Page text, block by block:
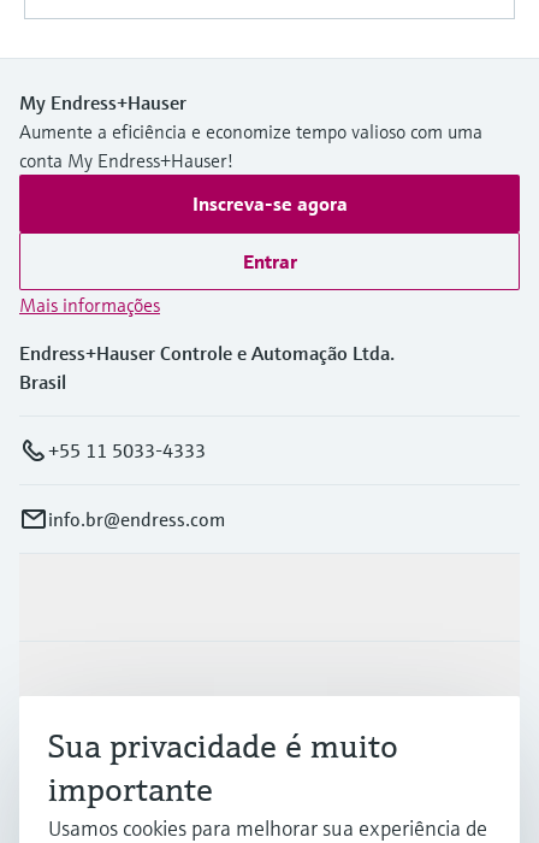
My Endress+Hauser
Aumente a eficiência e economize tempo valioso com uma
conta My Endress+Hauser!
Inscreva-se agora
Entrar
Mais informações
Endress+Hauser Controle e Automação Ltda.
Brasil
+55 11 5033-4333
info.br@endress.com
Sua privacidade é muito
importante
Usamos cookies para melhorar sua experiência de